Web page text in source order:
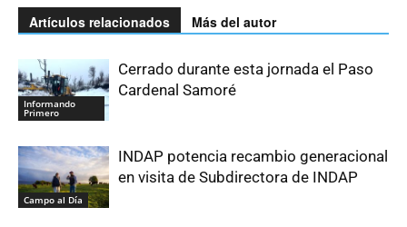
Artículos relacionados Más del autor
Informando
Primero
Cerrado durante esta jornada el Paso
Cardenal Samoré
Campo al Día
INDAP potencia recambio generacional
en visita de Subdirectora de INDAP